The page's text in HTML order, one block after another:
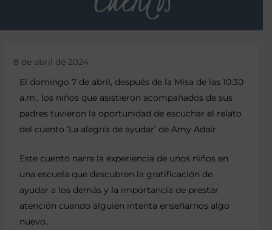
8 de abril de 2024
El domingo 7 de abril, después de la Misa de las 10:30
a.m., los niños que asistieron acompañados de sus
padres tuvieron la oportunidad de escuchar el relato
del cuento ‘La alegría de ayudar’ de Amy Adair.
Este cuento narra la experiencia de unos niños en
una escuela que descubren la gratificación de
ayudar a los demás y la importancia de prestar
atención cuando alguien intenta enseñarnos algo
nuevo.